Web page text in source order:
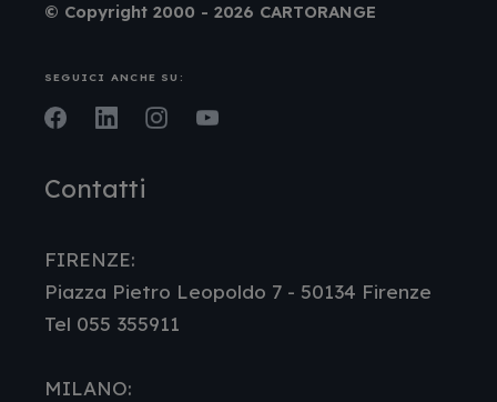
© Copyright 2000 - 2026 CARTORANGE
SEGUICI ANCHE SU:
Facebook
LinkedInInstagram
Contatti
FIRENZE:
Piazza Pietro Leopoldo 7 - 50134 Firenze
Tel 055 355911
MILANO: